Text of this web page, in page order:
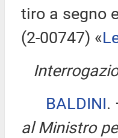
tiro a segno
(2-00747) «
BALDINI.
al Ministro